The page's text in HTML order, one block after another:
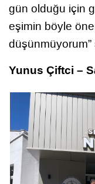
gün olduğu için
eşimin böyle
Yunus Çiftci –